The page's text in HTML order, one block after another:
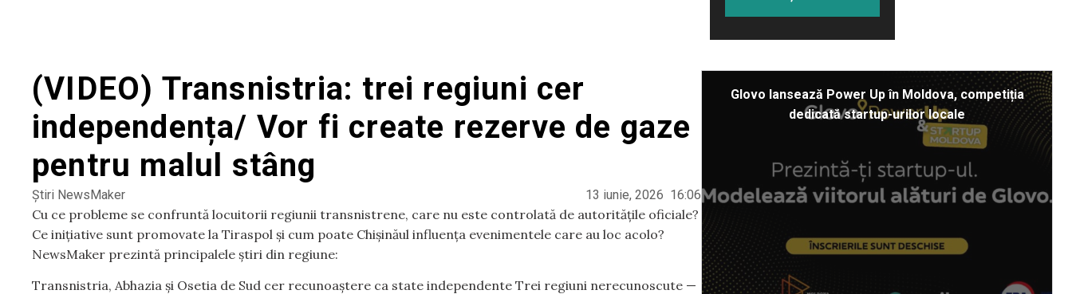
(VIDEO) Transnistria: trei regiuni cer
independența/ Vor fi create rezerve de gaze
pentru malul stâng
Știri NewsMaker 13 iunie, 2026 16:06
Cu ce probleme se confruntă locuitorii regiunii transnistrene, care nu este controlată de autoritățile oficiale?
Ce inițiative sunt promovate la Tiraspol și cum poate Chișinăul influența evenimentele care au loc acolo?
NewsMaker prezintă principalele știri din regiune:
Transnistria, Abhazia și Osetia de Sud cer recunoaștere ca state independente Trei regiuni nerecunoscute —
Glovo lansează Power Up în Moldova, competiția
dedicată startup-urilor locale